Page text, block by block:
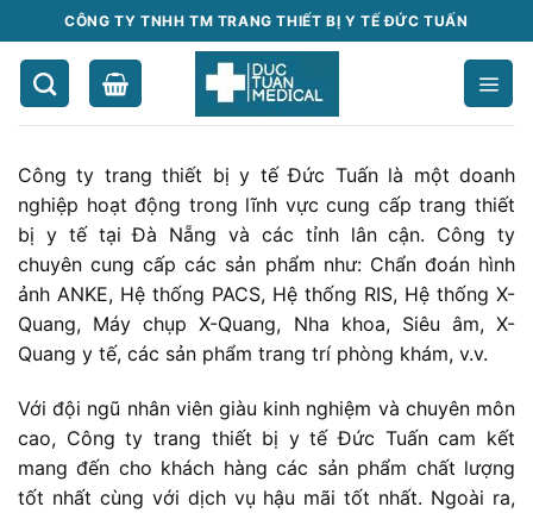
Chuyển
đến
dung
CÔNG TY TNHH TM TRANG THIẾT BỊ Y TẾ ĐỨC TUẤN
Công ty trang thiết bị y tế Đức Tuấn là một doanh
nghiệp hoạt động trong lĩnh vực cung cấp trang thiết
bị y tế tại Đà Nẵng và các tỉnh lân cận. Công ty
chuyên cung cấp các sản phẩm như: Chẩn đoán hình
ảnh ANKE, Hệ thống PACS, Hệ thống RIS, Hệ thống X-
Quang, Máy chụp X-Quang, Nha khoa, Siêu âm, X-
Quang y tế, các sản phẩm trang trí phòng khám, v.v.
Với đội ngũ nhân viên giàu kinh nghiệm và chuyên môn
cao, Công ty trang thiết bị y tế Đức Tuấn cam kết
mang đến cho khách hàng các sản phẩm chất lượng
tốt nhất cùng với dịch vụ hậu mãi tốt nhất. Ngoài ra,